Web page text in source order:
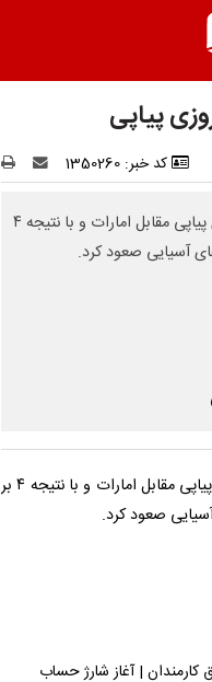
پیاپی
کد خبر: 1350260
تیم ملی فوتبال ساحلی کشورمان با کسب سومین پیروزی پیاپی مقابل امارات و با نتیجه ۴
تیم ملی فوتبال ساحلی کشورمان با کسب سومین پیروزی پیاپی مقابل امارات و با نتیجه ۴ بر
بحساب حقوق کارمندان | آغاز شارژ حساب